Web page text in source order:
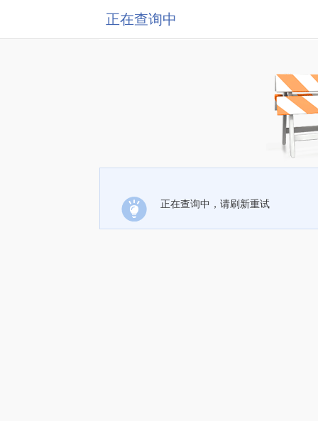
正在查询中
正在查询中，请刷新重试